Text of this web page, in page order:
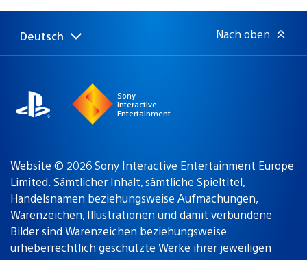
Select
a
Aktuelle
Region:
Deutsch Nach oben
Sony
Interactive
Entertainment
Website © 2026 Sony Interactive Entertainment Europe
Limited. Sämtlicher Inhalt, sämtliche Spieltitel,
Handelsnamen beziehungsweise Aufmachungen,
Warenzeichen, Illustrationen und damit verbundene
Bilder sind Warenzeichen beziehungsweise
urheberrechtlich geschützte Werke ihrer jeweiligen